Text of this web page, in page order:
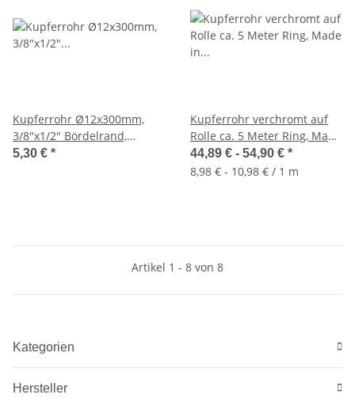
Kupferrohr Ø12x300mm,
3/8"x1/2" Bördelrand,
chrom, gerade,
5,30 € *
Kupferrohr verchromt auf
Rolle ca. 5 Meter Ring, Made
in Germany, 8-12mm
44,89 € - 54,90 € *
8,98 € - 10,98 € / 1 m
Artikel 1 - 8 von 8
Kategorien
Hersteller